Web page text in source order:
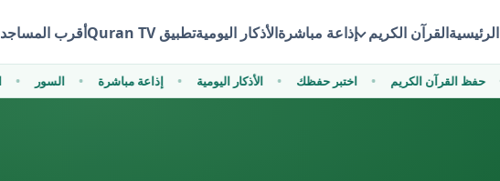
الرئيسيةالقرآن الكريم إذاعة مباشرةالأذكار اليوميةتطبيق Quran TV أقرب المساجد
السور إذاعة مباشرة الأذكار اليومية اختبر حفظك حفظ القرآن الكريم